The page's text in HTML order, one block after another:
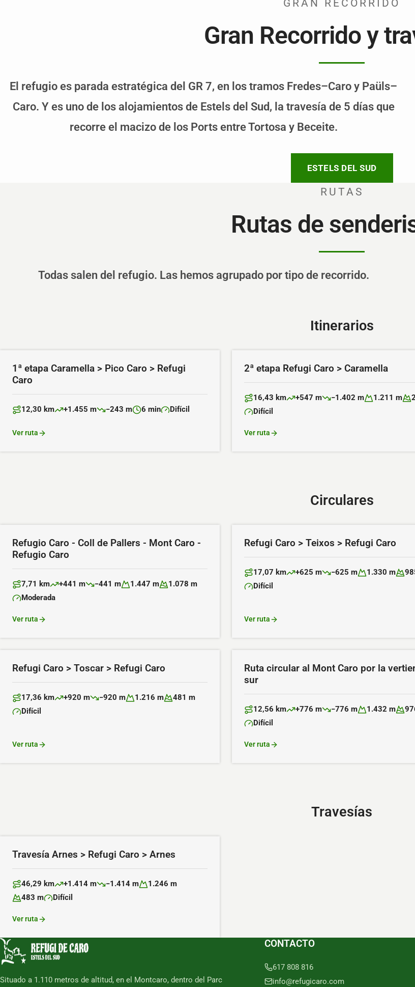
GRAN RECORRIDO
Gran Recorrido y
El refugio es parada estratégica del GR 7, en los tramos Fredes–Caro y Paüls–
Caro. Y es uno de los alojamientos de Estels del Sud, la travesía de 5 días que
recorre el macizo de los Ports entre Tortosa y Beceite.
ESTELS DEL SUD
RUTAS
Rutas de
Todas salen del refugio. Las hemos agrupado por tipo de recorrido.
Itinerarios
1ª etapa Caramella > Pico Caro > Refugi
Caro
Distancia:
12,30 km
Desnivel positivo:
+1.455 m
Desnivel negativo:
−243 m
Duración:
6 min
Dificultad:
Difícil
Ver ruta
2ª etapa Refugi Caro > Caramella
Distancia:
16,43 km
Desnivel positivo:
+547 m
Desnivel negativo:
−1.402 m
Altitud máxima:
1.211 m
Dificultad:
Difícil
Ver ruta
Circulares
Refugio Caro - Coll de Pallers - Mont Caro -
Refugio Caro
Distancia:
7,71 km
Desnivel positivo:
+441 m
Desnivel negativo:
−441 m
Altitud máxima:
1.447 m
Altitud mínima:
1.078 m
Dificultad:
Moderada
Ver ruta
Refugi Caro > Teixos > Refugi Caro
Distancia:
17,07 km
Desnivel positivo:
+625 m
Desnivel negativo:
−625 m
Altitud máxima:
1.330 m
Dificultad:
Difícil
Ver ruta
Refugi Caro > Toscar > Refugi Caro
Distancia:
17,36 km
Desnivel positivo:
+920 m
Desnivel negativo:
−920 m
Altitud máxima:
1.216 m
Altitud mínima:
481 m
Dificultad:
Difícil
Ver ruta
Ruta circular al Mont Caro por la
sur
Distancia:
12,56 km
Desnivel positivo:
+776 m
Desnivel negativo:
−776 m
Altitud máxima:
1.432 m
Dificultad:
Difícil
Ver ruta
Travesías
Travesía Arnes > Refugi Caro > Arnes
Distancia:
46,29 km
Desnivel positivo:
+1.414 m
Desnivel negativo:
−1.414 m
Altitud máxima:
1.246 m
Altitud mínima:
483 m
Dificultad:
Difícil
Ver ruta
Situado a 1.110 metros de altitud, en el Montcaro, dentro del Parc
CONTACTO
617 808 816
info@refugicaro.com